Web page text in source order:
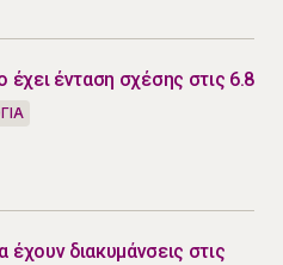
έχει ένταση σχέσης στις 6.8
διακυμάνσεις στις